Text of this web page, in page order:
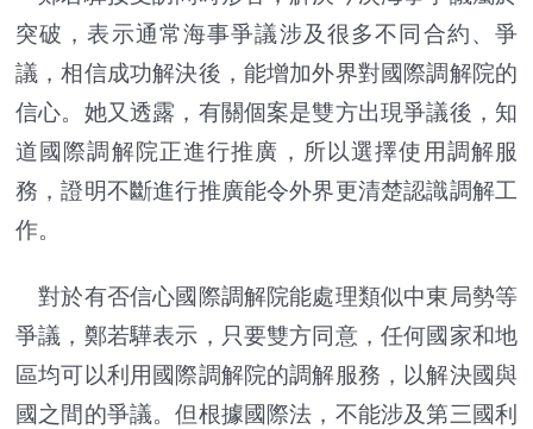
突破，表示通常海事爭議涉及很多不同合約、爭
議，相信成功解決後，能增加外界對國際調解院的
信心。她又透露，有關個案是雙方出現爭議後，知
道國際調解院正進行推廣，所以選擇使用調解服
務，證明不斷進行推廣能令外界更清楚認識調解工
作。
對於有否信心國際調解院能處理類似中東局勢等
爭議，鄭若驊表示，只要雙方同意，任何國家和地
區均可以利用國際調解院的調解服務，以解決國與
國之間的爭議。但根據國際法，不能涉及第三國利